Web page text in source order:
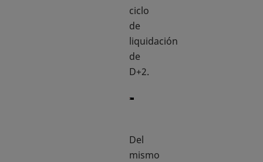
ciclo
de
liquidación
de
D+2.
Del
mismo